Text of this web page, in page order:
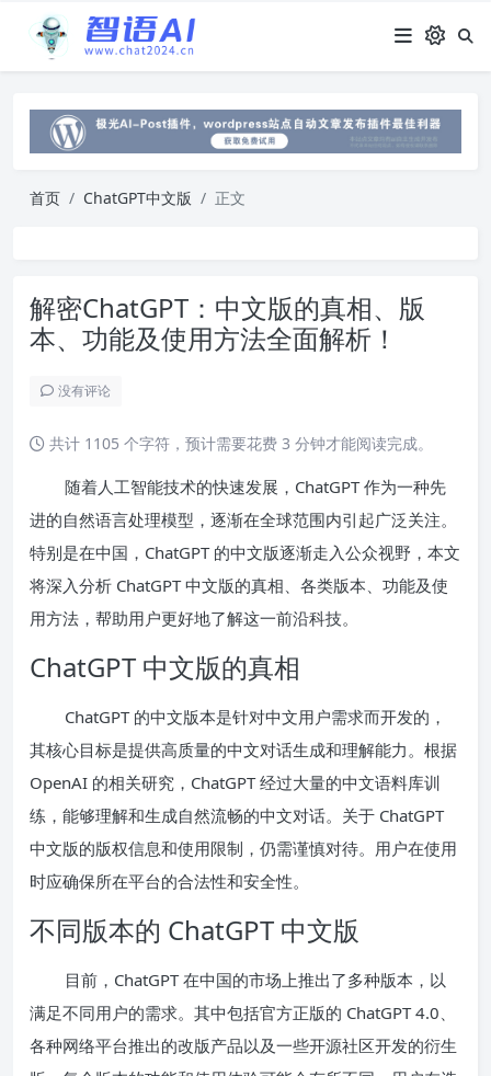
首页 ChatGPT中文版 正文
解密ChatGPT：中文版的真相、版
本、功能及使用方法全面解析！
没有评论
共计 1105 个字符，预计需要花费 3 分钟才能阅读完成。
随着人工智能技术的快速发展，ChatGPT 作为一种先
进的自然语言处理模型，逐渐在全球范围内引起广泛关注。
特别是在中国，ChatGPT 的中文版逐渐走入公众视野，本文
将深入分析 ChatGPT 中文版的真相、各类版本、功能及使
用方法，帮助用户更好地了解这一前沿科技。
ChatGPT 中文版的真相
ChatGPT 的中文版本是针对中文用户需求而开发的，
其核心目标是提供高质量的中文对话生成和理解能力。根据
OpenAI 的相关研究，ChatGPT 经过大量的中文语料库训
练，能够理解和生成自然流畅的中文对话。关于 ChatGPT
中文版的版权信息和使用限制，仍需谨慎对待。用户在使用
时应确保所在平台的合法性和安全性。
不同版本的 ChatGPT 中文版
目前，ChatGPT 在中国的市场上推出了多种版本，以
满足不同用户的需求。其中包括官方正版的 ChatGPT 4.0、
各种网络平台推出的改版产品以及一些开源社区开发的衍生